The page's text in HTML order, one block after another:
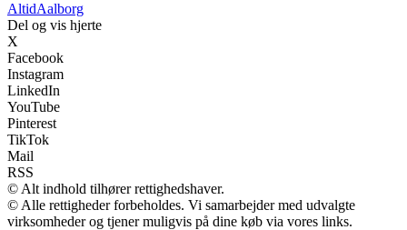
AltidAalborg
Del og vis hjerte
X
Facebook
Instagram
LinkedIn
YouTube
Pinterest
TikTok
Mail
RSS
© Alt indhold tilhører rettighedshaver.
© Alle rettigheder forbeholdes. Vi samarbejder med udvalgte
virksomheder og tjener muligvis på dine køb via vores links.